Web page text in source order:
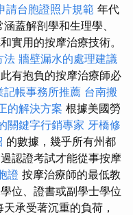
請台胞證照片規範 年代
蓋解剖學和生理學、
實用的按摩治療技術。
法 牆壁漏水的處理建議
有抱負的按摩治療師必
記帳事務所推薦 台南搬
的解決方案 根據美國勞
關鍵字行銷專家 牙橋修
的數據，幾乎所有州都
認證考試才能從事按摩
證 按摩治療師的最低教
位、證書或副學士學位
承受著沉重的負荷，